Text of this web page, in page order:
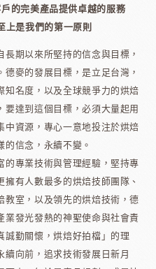
的完美產品提供卓越的服務
上是我們的第一原則
長期以來所堅持的信念與目標，
德麥的發展目標，是立足台灣，
知名度，以及全球競爭力的烘焙
要達到這個目標，必須大量起用
中資源，專心一意地投注於烘焙
的信念，永續不變。
的專業技術與管理經驗，堅持專
擁有人數最多的烘焙技師團隊、
教室，以及領先的烘焙技術，德
業發光發熱的神聖使命與社會責
誠勤關懷，烘焙好拍檔」的理
續向前，追求技術發展日新月